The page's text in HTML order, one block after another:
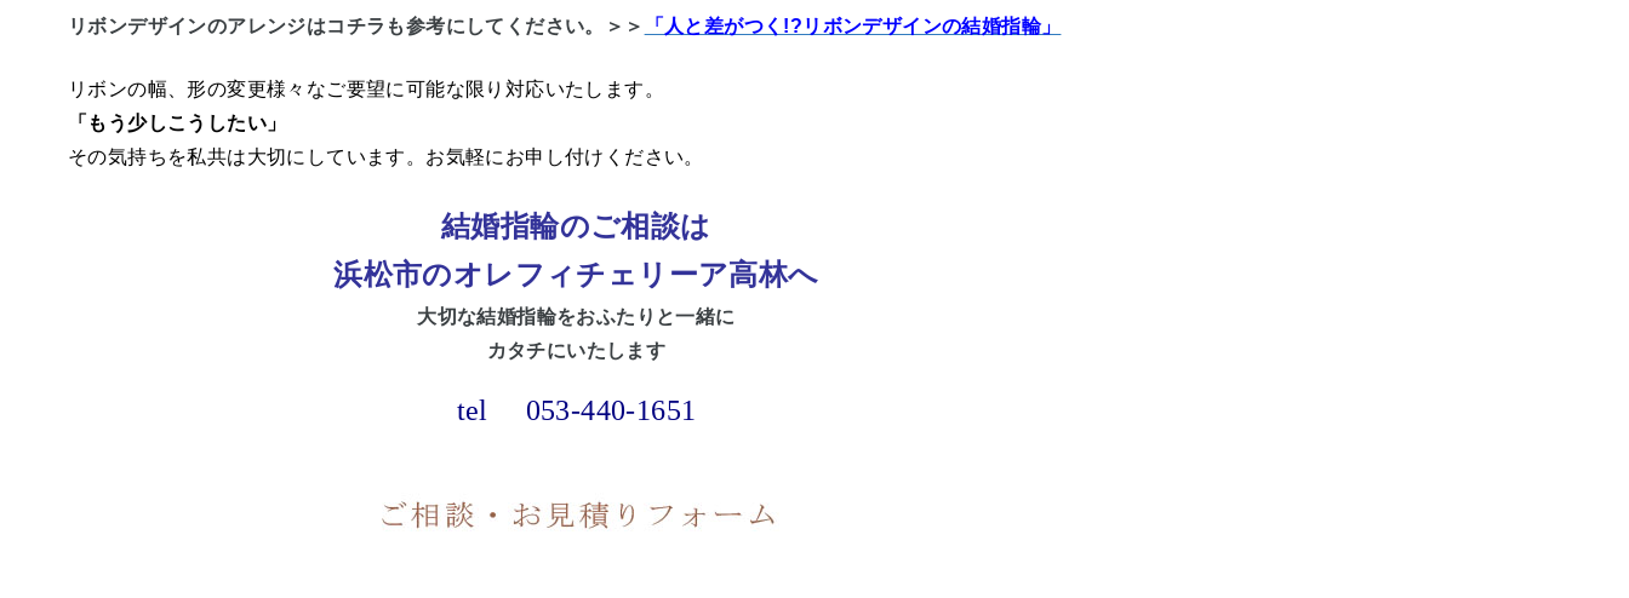
リボンデザインのアレンジはコチラも参考にしてください。＞＞ 「人と差がつく!?リボンデザインの結婚指輪」
リボンの幅、形の変更様々なご要望に可能な限り対応いたします。
「もう少しこうしたい」
その気持ちを私共は大切にしています。お気軽にお申し付けください。
結婚指輪のご相談は
浜松市のオレフィチェリーア高林へ
大切な結婚指輪をおふたりと一緒に
カタチにいたします
tel 053-440-1651